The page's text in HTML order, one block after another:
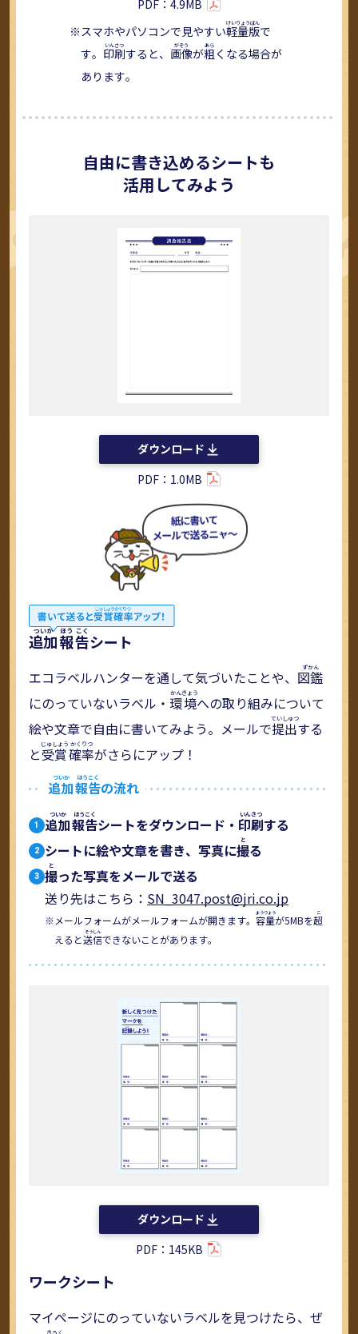
PDF：4.9MB
スマホやパソコンで見やすい軽量版で
す。 印刷すると、 画像が粗 くなる場合が
あります。
自由に書き込めるシートも
活用してみよう
ダウンロード
PDF：1.0MB
追加報告シート
エコラベルハンターを通して気づいたことや、 図鑑
にのっていないラベル・ 環境への取り組みについて
絵や文章で自由に書いてみよう。メールで提出する
と受賞確率がさらにアップ！
追加報告の流れ
1 追加報告シートをダウンロード・ 印刷する
2 シートに絵や文章を書き、写真に撮る
3 撮った写真をメールで送る
送り先はこちら： SN_3047.post@jri.co.jp
メールフォームがメールフォームが開きます。 容量が5MBを超
えると送信できないことがあります。
ダウンロード
PDF：145KB
ワークシート
マイページにのっていないラベルを見つけたら、ぜ